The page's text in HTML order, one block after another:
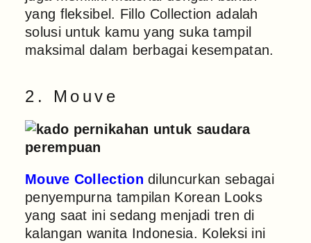
yang fleksibel. Fillo Collection adalah
solusi untuk kamu yang suka tampil
maksimal dalam berbagai kesempatan.
2. Mouve
Mouve Collection diluncurkan sebagai
penyempurna tampilan Korean Looks
yang saat ini sedang menjadi tren di
kalangan wanita Indonesia. Koleksi ini